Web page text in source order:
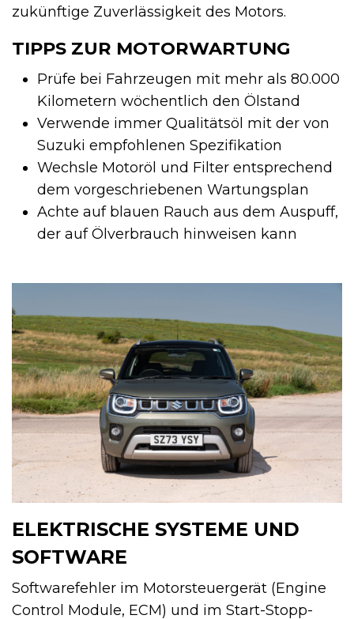
zukünftige Zuverlässigkeit des Motors.
TIPPS ZUR MOTORWARTUNG
Prüfe bei Fahrzeugen mit mehr als 80.000
Kilometern wöchentlich den Ölstand
Verwende immer Qualitätsöl mit der von
Suzuki empfohlenen Spezifikation
Wechsle Motoröl und Filter entsprechend
dem vorgeschriebenen Wartungsplan
Achte auf blauen Rauch aus dem Auspuff,
der auf Ölverbrauch hinweisen kann
ELEKTRISCHE SYSTEME UND
SOFTWARE
Softwarefehler im Motorsteuergerät (Engine
Control Module, ECM) und im Start-Stopp-